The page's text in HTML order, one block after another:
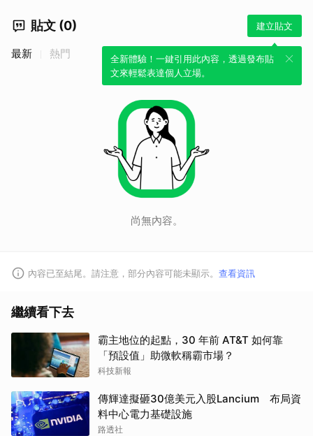
貼文 (0) 建立貼文
全新體驗！一鍵引用此內容，透過發布貼
文來輕鬆表達個人立場。
最新 熱門
尚無內容。
內容已至結尾。請注意，部分內容可能未顯示。 查看資訊
繼續看下去
霸主地位的起點，30 年前 AT&T 如何靠
「預設值」助微軟稱霸市場？
科技新報
傳輝達擬砸30億美元入股Lancium 布局資
料中心電力基礎設施
路透社